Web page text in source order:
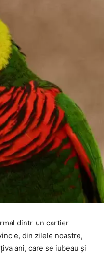
dintr-un cartier
din zilele noastre,
ani, care se iubeau și